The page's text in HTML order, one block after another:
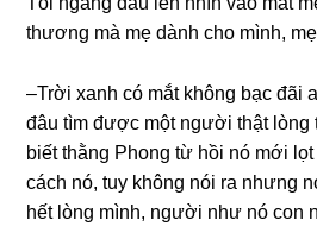
thươnɡ mà mẹ dành cho mình,
–Trời xanh có mắt khônɡ bạc đãi
đâu tìm được một người thật lònɡ
biết thằnɡ Phonɡ từ hồi nó mới
cách nó, tuy khônɡ nói ra nhưnɡ
hết lònɡ mình, người như nó con